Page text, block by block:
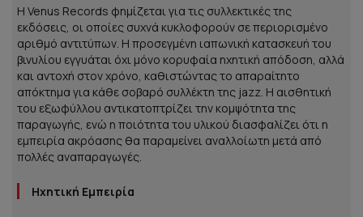
Η Venus Records φημίζεται για τις συλλεκτικές της
εκδόσεις, οι οποίες συχνά κυκλοφορούν σε περιορισμένο
αριθμό αντιτύπων. Η προσεγμένη ιαπωνική κατασκευή του
βινυλίου εγγυάται όχι μόνο κορυφαία ηχητική απόδοση, αλλά
και αντοχή στον χρόνο, καθιστώντας το απαραίτητο
απόκτημα για κάθε σοβαρό συλλέκτη της jazz. Η αισθητική
του εξωφύλλου αντικατοπτρίζει την κομψότητα της
παραγωγής, ενώ η ποιότητα του υλικού διασφαλίζει ότι η
εμπειρία ακρόασης θα παραμείνει αναλλοίωτη μετά από
πολλές αναπαραγωγές.
Ηχητική Εμπειρία